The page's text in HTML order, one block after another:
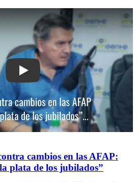
Play: Bordaberry apuntó contra
cambios en las AFAP:
plata de los jubilados”